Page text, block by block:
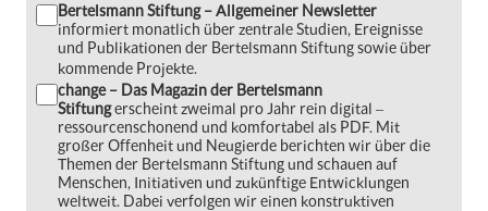
Bertelsmann Stiftung – Allgemeiner Newsletter
informiert monatlich über zentrale Studien, Ereignisse
und Publikationen der Bertelsmann Stiftung sowie über
kommende Projekte.
change – Das Magazin der Bertelsmann
Stiftungerscheint zweimal pro Jahr rein digital ‒
ressourcenschonend und komfortabel als PDF. Mit
großer Offenheit und Neugierde berichten wir über die
Themen der Bertelsmann Stiftung und schauen auf
Menschen, Initiativen und zukünftige Entwicklungen
weltweit. Dabei verfolgen wir einen konstruktiven